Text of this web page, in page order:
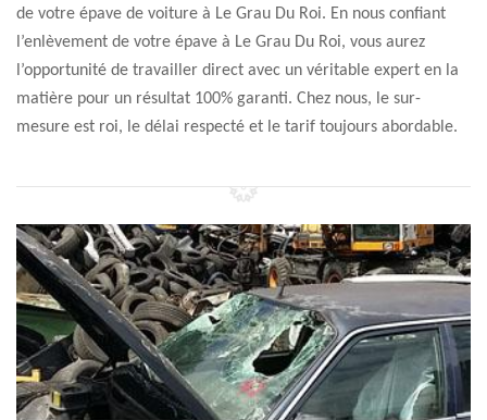
de votre épave de voiture à Le Grau Du Roi. En nous confiant
l’enlèvement de votre épave à Le Grau Du Roi, vous aurez
l’opportunité de travailler direct avec un véritable expert en la
matière pour un résultat 100% garanti. Chez nous, le sur-
mesure est roi, le délai respecté et le tarif toujours abordable.